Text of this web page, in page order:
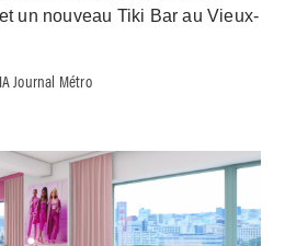
un nouveau Tiki Bar au Vieux-
Journal Métro